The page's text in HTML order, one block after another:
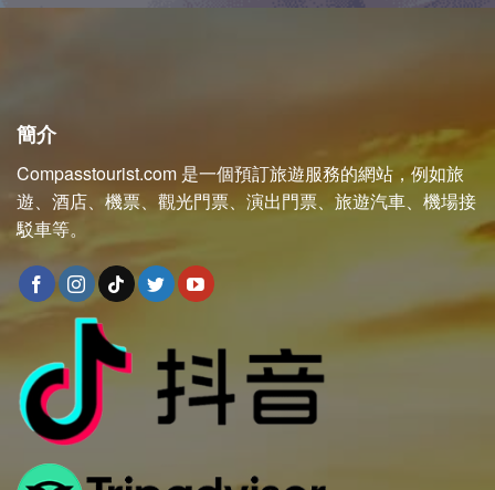
簡介
Compasstourist.com 是一個預訂旅遊服務的網站，例如旅
遊、酒店、機票、觀光門票、演出門票、旅遊汽車、機場接
駁車等。